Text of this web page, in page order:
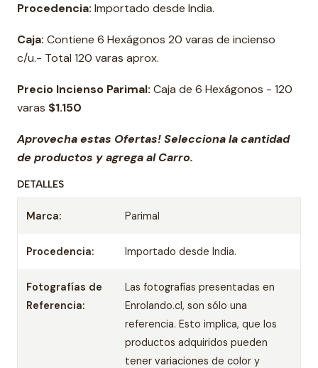
Procedencia: Importado desde India.
Caja: Contiene 6 Hexágonos 20 varas de incienso
c/u.- Total 120 varas aprox.
Precio Incienso Parimal: Caja de 6 Hexágonos - 120
varas $1.150
Aprovecha estas Ofertas! Selecciona la cantidad
de productos y agrega al Carro.
DETALLES
Marca: Parimal
Procedencia: Importado desde India.
Fotografías de
Referencia:
Las fotografías presentadas en
Enrolando.cl, son sólo una
referencia. Esto implica, que los
productos adquiridos pueden
tener variaciones de color y